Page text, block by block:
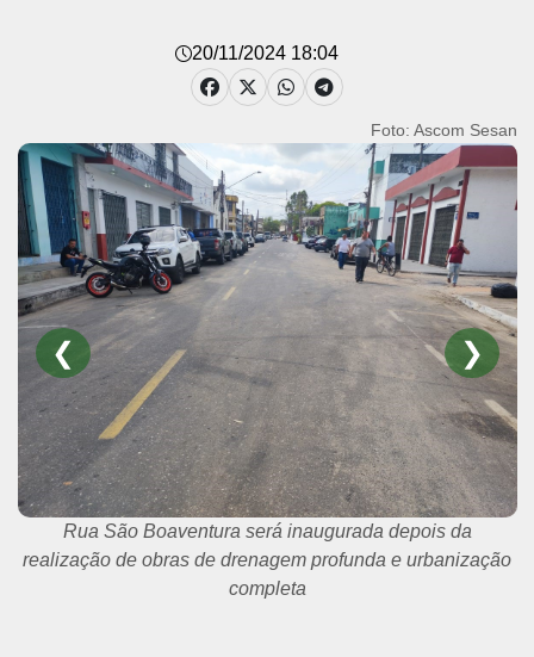
20/11/2024 18:04
Foto: Ascom/ Sesan
❮ ❯
Beco do Carmo depois da realização de obras de
Drenagem Produnda e Pavimentação Intertravada, além
de urbanização